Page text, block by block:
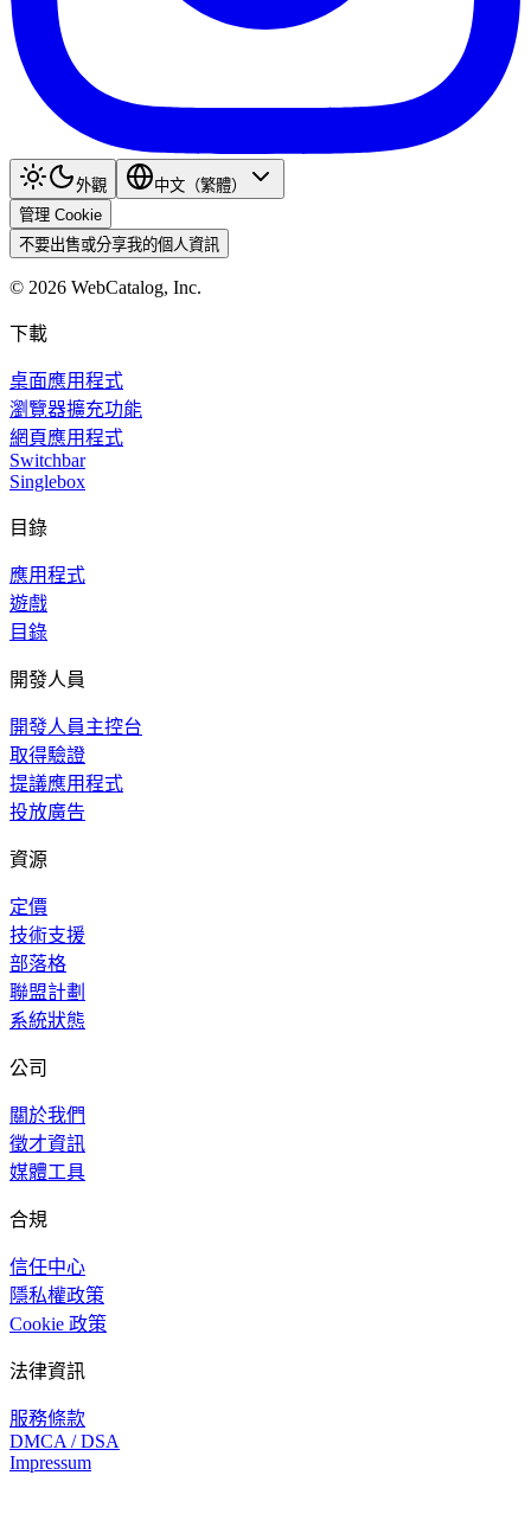
外觀
中文（繁體）
管理 Cookie
不要出售或分享我的個人資訊
© 2026 WebCatalog, Inc.
下載
桌面應用程式
瀏覽器擴充功能
網頁應用程式
Switchbar
Singlebox
目錄
應用程式
遊戲
目錄
開發人員
開發人員主控台
取得驗證
提議應用程式
投放廣告
資源
定價
技術支援
部落格
聯盟計劃
系統狀態
公司
關於我們
徵才資訊
媒體工具
合規
信任中心
隱私權政策
Cookie 政策
法律資訊
服務條款
DMCA / DSA
Impressum